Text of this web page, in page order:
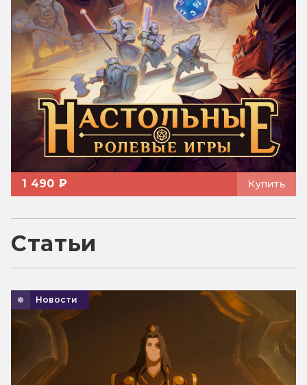
1 490 ₽ Купить
Статьи
Новости